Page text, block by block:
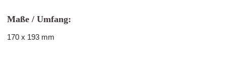
Maße / Umfang:
170 x 193 mm